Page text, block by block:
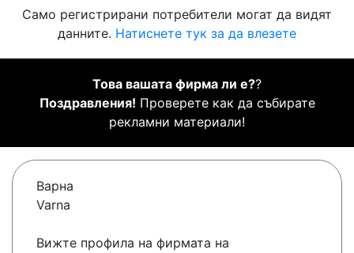
Само регистрирани потребители могат да видят
данните. Натиснете тук за да влезете
Това вашата фирма ли е??
Поздравления! Проверете как да събирате
рекламни материали!
Варна
Varna
Вижте профила на фирмата на